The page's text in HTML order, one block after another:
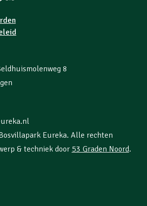
8
Eureka. Alle rechten
& techniek door 53 Graden Noord.